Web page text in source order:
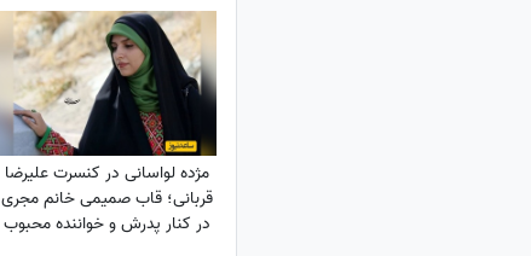
مژده لواسانی در کنسرت علیرضا
قربانی؛ قاب صمیمی خانم مجری
در کنار پدرش و خواننده محبوب